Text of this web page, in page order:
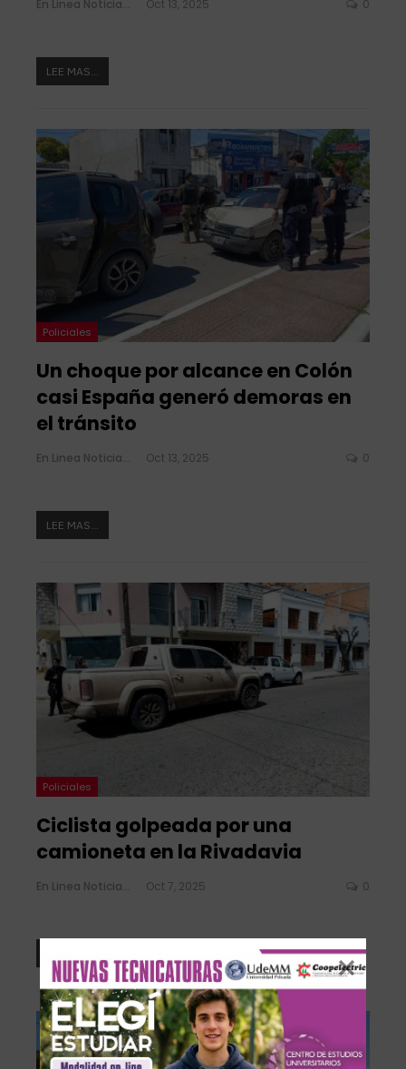
En Linea Noticias Oct 13, 2025 0
LEE MAS...
Policiales
Un choque por alcance en Colón
casi España generó demoras en
el tránsito
En Linea Noticias Oct 13, 2025 0
LEE MAS...
Policiales
Ciclista golpeada por una
camioneta en la Rivadavia
En Linea Noticias Oct 7, 2025 0